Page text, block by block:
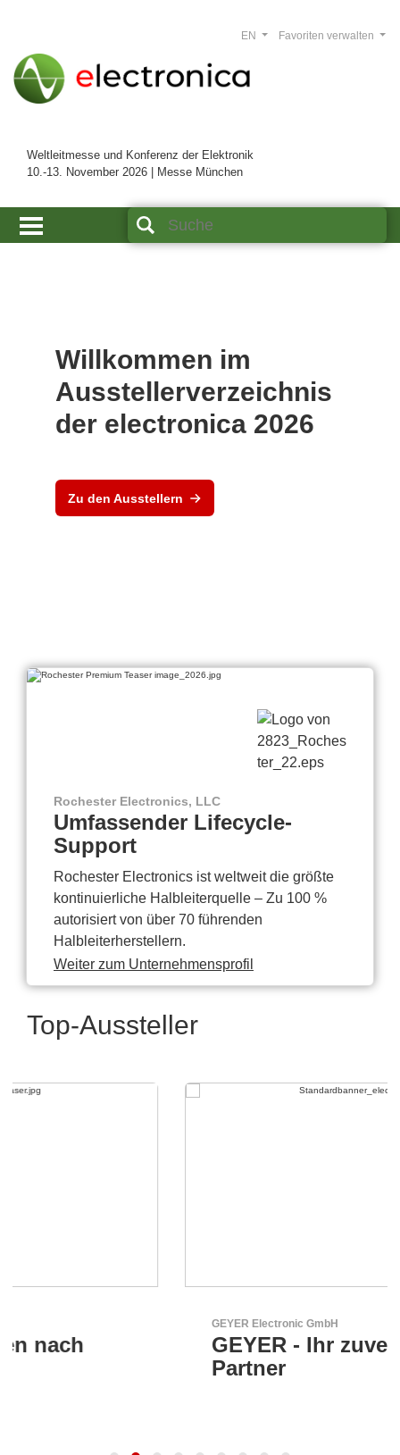
Weltleitmesse und Konferenz der Elektronik
10.-13. November 2026 | Messe München
Favoriten verwalten
EN
Willkommen im
Ausstellerverzeichnis
der electronica 2026
Zu den Ausstellern
Rochester Electronics, LLC
Umfassender Lifecycle-
Support
Rochester Electronics ist weltweit die größte
kontinuierliche Halbleiterquelle – Zu 100 %
autorisiert von über 70 führenden
Halbleiterherstellern.
Weiter zum Unternehmensprofil
Top-Aussteller
GEYER - Ihr zuverlässiger